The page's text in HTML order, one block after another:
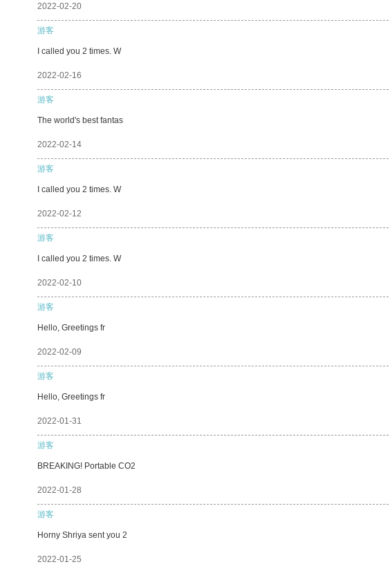
2022-02-20
游客
I called you 2 times. W
2022-02-16
游客
The world's best fantas
2022-02-14
游客
I called you 2 times. W
2022-02-12
游客
I called you 2 times. W
2022-02-10
游客
Hello, Greetings fr
2022-02-09
游客
Hello, Greetings fr
2022-01-31
游客
BREAKING! Portable CO2
2022-01-28
游客
Horny Shriya sent you 2
2022-01-25